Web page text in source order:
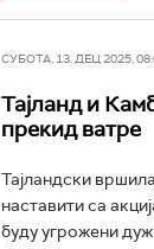
СУБОТА, 13. ДЕЦ 2025,
Тајланд и
прекид ватре
Тајландски
наставити са
буду угрожени